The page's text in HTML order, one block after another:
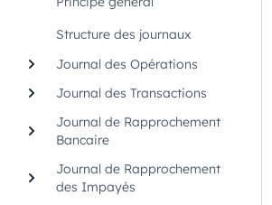
Structure des journaux
Journal des Opérations
Journal des Transactions
Journal de Rapprochement
Bancaire
Journal de Rapprochement
des Impayés